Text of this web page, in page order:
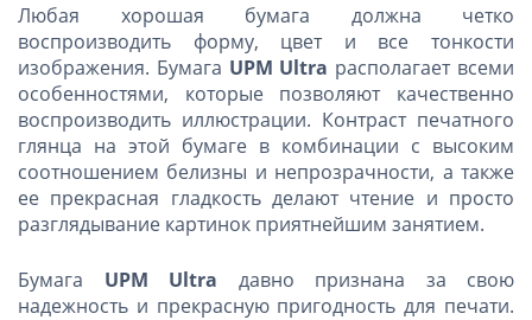
Любая хорошая бумага должна четко
воспроизводить форму, цвет и все тонкости
изображения. Бумага UPM Ultra располагает всеми
особенностями, которые позволяют качественно
воспроизводить иллюстрации. Контраст печатного
глянца на этой бумаге в комбинации с высоким
соотношением белизны и непрозрачности, а также
ее прекрасная гладкость делают чтение и просто
разглядывание картинок приятнейшим занятием.
Бумага UPM Ultra давно признана за свою
надежность и прекрасную пригодность для печати.